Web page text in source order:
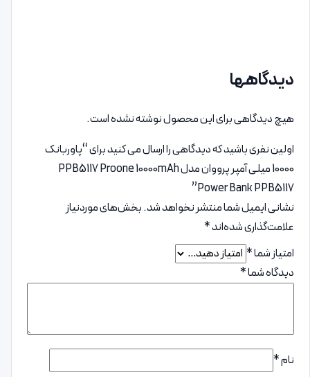
دیدگاهها
هیچ دیدگاهی برای این محصول نوشته نشده است.
اولین نفری باشید که دیدگاهی را ارسال می کنید برای “پاوربانک
10000 میلی آمپر پرووان مدل PPB5117 Proone 10000mAh
Power Bank PPB5117”
نشانی ایمیل شما منتشر نخواهد شد.بخش‌های موردنیاز
علامت‌گذاری شده‌اند*
امتیاز شما*
دیدگاه شما*
نام*